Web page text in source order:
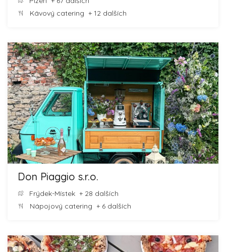
Kávový catering + 12 dalších
Don Piaggio s.r.o.
Frýdek-Místek + 28 dalších
Nápojový catering + 6 dalších